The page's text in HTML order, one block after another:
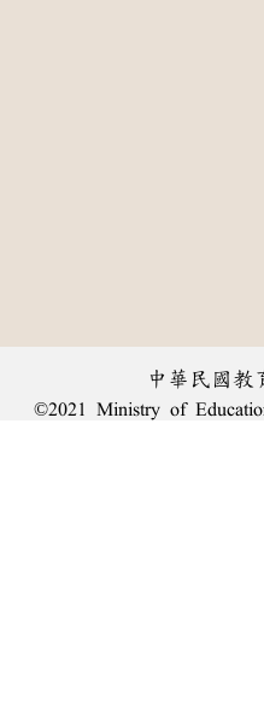
中華民國教
©2021 Ministry of